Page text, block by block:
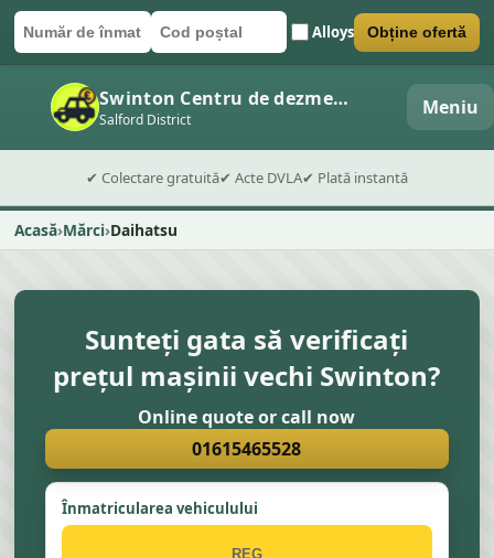
Număr de înmatriculare
Cod poștal Alloys
Trimite formularul Obține ofertă
Swinton Centru de dezmembrări auto
Salford District Meniu
✔ Colectare gratuită✔ Acte DVLA✔ Plată instantă
Acasă Mărci Daihatsu
Sunteți gata să verificați
prețul mașinii vechi Swinton?
Online quote or call now
01615465528
Înmatricularea vehiculului